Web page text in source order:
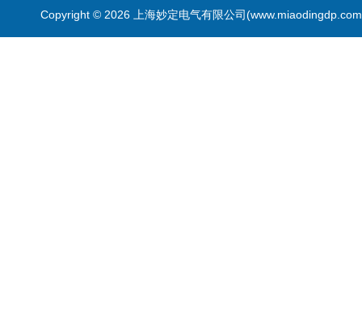
Copyright © 2026 上海妙定电气有限公司